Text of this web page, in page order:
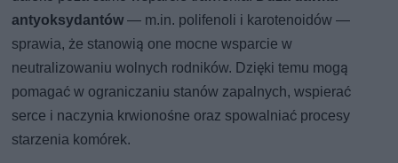
antyoksydantów — m.in. polifenoli i karotenoidów —
sprawia, że stanowią one mocne wsparcie w
neutralizowaniu wolnych rodników. Dzięki temu mogą
pomagać w ograniczaniu stanów zapalnych, wspierać
serce i naczynia krwionośne oraz spowalniać procesy
starzenia komórek.